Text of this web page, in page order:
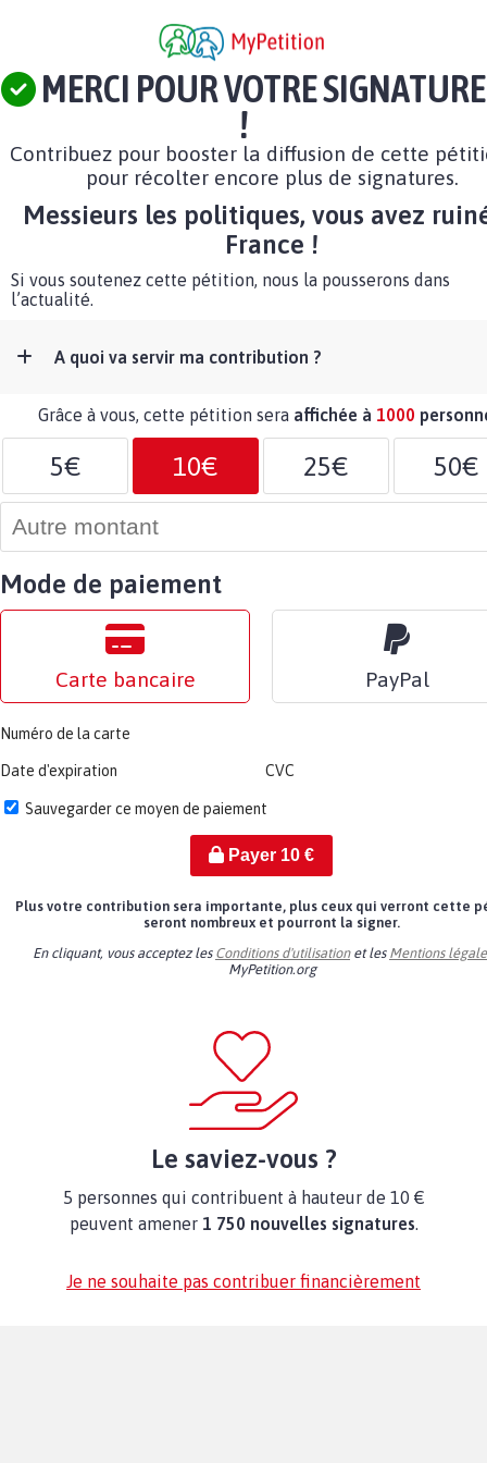
MERCI POUR VOTRE SIGNATURE
!
Contribuez pour booster la diffusion de cette
pour récolter encore plus de signatures.
Messieurs les politiques, vous avez
France !
Si vous soutenez cette pétition, nous la pousserons dans
l’actualité.
A quoi va servir ma contribution ?
Grâce à vous, cette pétition sera affichée à 1000
5€ 10€ 25€ 50€
Mode de paiement
Carte bancaire PayPal
Numéro de la carte
Date d'expiration CVC
Sauvegarder ce moyen de paiement
Payer 10€
Plus votre contribution sera importante, plus ceux qui verront cette
seront nombreux et pourront la signer.
En cliquant, vous acceptez les Conditions d'utilisationet les Mentions
MyPetition.org
Le saviez-vous ?
5 personnes qui contribuent à hauteur de 10 €
peuvent amener 1 750 nouvelles signatures.
Je ne souhaite pas contribuer financièrement